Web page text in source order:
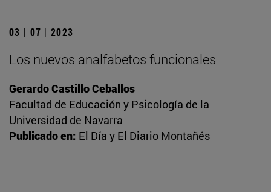
03 | 07 | 2023
Los nuevos analfabetos funcionales
Gerardo Castillo Ceballos
Facultad de Educación y Psicología de la
Universidad de Navarra
Publicado en: El Día y El Diario Montañés